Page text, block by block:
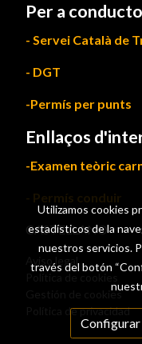
Per a
- Servei Català de
- DGT
-Permís per punts
Enllaços
-Examen teòric
- Permís conduir
CASTELLANO
Aviso legal
Gestión de cookies
Política de privacidad
Utilizamos cookies
estadísticos de la
nuestros servicios.
través del botón
Configurar